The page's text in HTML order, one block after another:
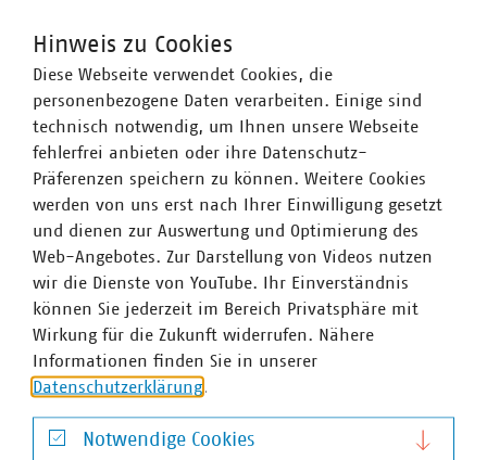
bewerten.
Ansprechpartner
Hinweis zu Cookies
Diese Webseite verwendet Cookies, die
personenbezogene Daten verarbeiten. Einige sind
technisch notwendig, um Ihnen unsere Webseite
fehlerfrei anbieten oder ihre Datenschutz-
Präferenzen speichern zu können. Weitere Cookies
werden von uns erst nach Ihrer Einwilligung gesetzt
und dienen zur Auswertung und Optimierung des
Web-Angebotes. Zur Darstellung von Videos nutzen
wir die Dienste von YouTube. Ihr Einverständnis
können Sie jederzeit im Bereich Privatsphäre mit
Wirkung für die Zukunft widerrufen. Nähere
Informationen finden Sie in unserer
Datenschutzerklärung
Notwendige Cookies